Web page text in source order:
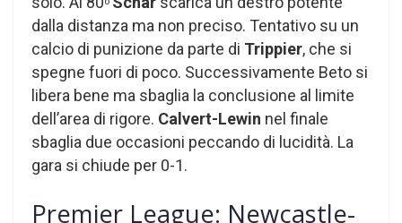
dalla distanza ma non preciso. Tentativo su un
calcio di punizione da parte di Trippier, che si
spegne fuori di poco. Successivamente Beto si
libera bene ma sbaglia la conclusione al limite
dell’area di rigore. Calvert-Lewin nel finale
sbaglia due occasioni peccando di lucidità. La
gara si chiude per 0-1.
Premier League: Newcastle-